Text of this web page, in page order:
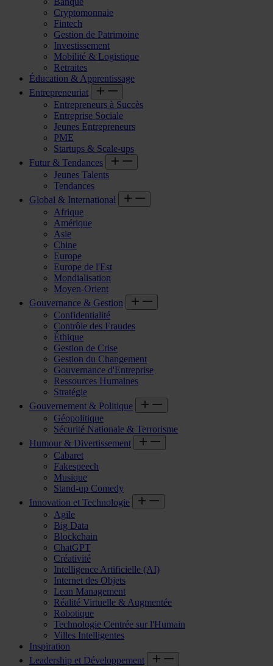
Cryptomonnaie
Fintech
Gestion de Patrimoine
Investissement
Mobilité & Logistique
Retraites
Éducation & Apprentissage
Entrepreneuriat
Entrepreneurs à Succès
Entreprise Sociale
Jeunes Entrepreneurs
PME
Startups & Scale-ups
Futur & Tendances
Jeunes Talents
Tendances
Global & International
Afrique
Amérique
Asie
Chine
Europe
Europe de l'Est
Mondialisation
Moyen-Orient
Gouvernance & Gestion
Confidentialité
Contrôle des Fraudes
Éthique
Gestion de Crise
Gestion du Changement
Gouvernance d'Entreprise
Ressources Humaines
Stratégie
Gouvernement & Politique
Géopolitique
Sécurité Nationale & Terrorisme
Humour & Divertissement
Cabaret
Fakespeech
Musique
Stand-up Comedy
Innovation et Technologie
Agile
Big Data
Blockchain
ChatGPT
Créativité
Intelligence Artificielle (AI)
Internet des Objets
Lean Management
Réalité Virtuelle & Augmentée
Robotique
Technologie Centrée sur l'Humain
Villes Intelligentes
Inspiration
Leadership et Développement